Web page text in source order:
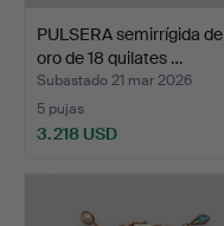
PULSERA semirrígida de
oro de 18 quilates …
Subastado 21 mar 2026
5 pujas
3.218 USD